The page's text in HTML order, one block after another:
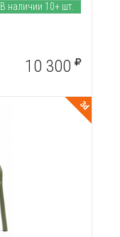
В наличии 10+ шт.
10 300
3d